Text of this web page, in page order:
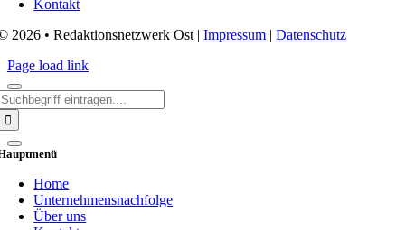
Kontakt
2026 • Redaktionsnetzwerk Ost |Impressum |Datenschutz
Page load link
Home
Unternehmensnachfolge
Über uns